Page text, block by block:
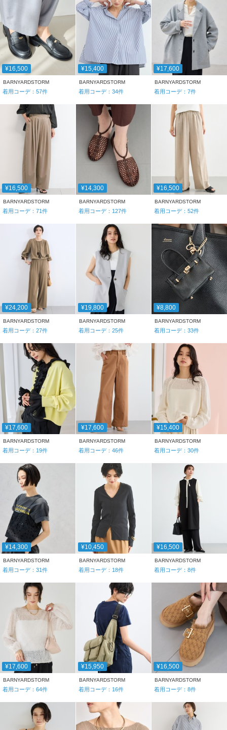
¥16,500
BARNYARDSTORM
着用コーデ： 57件
¥15,400
BARNYARDSTORM
着用コーデ： 34件
¥17,600
BARNYARDSTORM
着用コーデ：7件
¥16,500
BARNYARDSTORM
着用コーデ： 71件
¥14,300
BARNYARDSTORM
着用コーデ： 127件
¥16,500
BARNYARDSTORM
着用コーデ：52件
¥24,200
BARNYARDSTORM
着用コーデ： 27件
¥19,800
BARNYARDSTORM
着用コーデ： 25件
¥8,800
BARNYARDSTORM
着用コーデ：33件
¥17,600
BARNYARDSTORM
着用コーデ： 19件
¥17,600
BARNYARDSTORM
着用コーデ： 46件
¥15,400
BARNYARDSTORM
着用コーデ：30件
¥14,300
BARNYARDSTORM
着用コーデ： 31件
¥10,450
BARNYARDSTORM
着用コーデ： 18件
¥16,500
BARNYARDSTORM
着用コーデ：8件
¥17,600
BARNYARDSTORM
着用コーデ： 64件
¥15,950
BARNYARDSTORM
着用コーデ： 16件
¥16,500
BARNYARDSTORM
着用コーデ：8件